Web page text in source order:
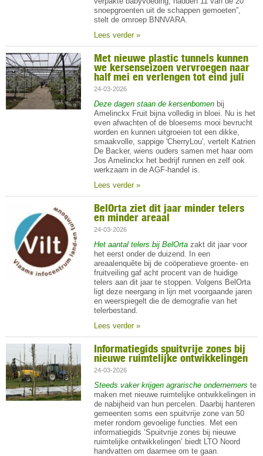
snoepgroenten uit de schappen gemoeten”,
stelt de omroep BNNVARA.
Lees verder »
Met nieuwe plastic tunnels kunnen
we kersenseizoen vervroegen naar
half mei en verlengen tot eind juli
24-03-2026
Deze dagen staan de kersenbomenbij
Amelinckx Fruit bijna volledig in bloei. Nu is het
even afwachten of de bloesems mooi bevrucht
worden en kunnen uitgroeien tot een dikke,
smaakvolle, sappige 'CherryLou', vertelt Katrien
De Backer, wiens ouders samen met haar oom
Jos Amelinckx het bedrijf runnen en zelf ook
werkzaam in de AGF-handel is.
Lees verder »
BelOrta ziet dit jaar minder telers
en minder areaal
24-03-2026
Het aantal telers bij BelOrtazakt dit jaar voor
het eerst onder de duizend. In een
areaalenquête bij de coöperatieve groente- en
fruitveiling gaf acht procent van de huidige
telers aan dit jaar te stoppen. Volgens BelOrta
ligt deze neergang in lijn met voorgaande jaren
en weerspiegelt die de demografie van het
telerbestand.
Lees verder »
Informatiegids spuitvrije zones bij
nieuwe ruimtelijke ontwikkelingen
24-03-2026
Steeds vaker krijgen agrarische ondernemers te
maken met nieuwe ruimtelijke ontwikkelingen in
de nabijheid van hun percelen. Daarbij hanteren
gemeenten soms een spuitvrije zone van 50
meter rondom gevoelige functies. Met een
informatiegids ‘Spuitvrije zones bij nieuwe
ruimtelijke ontwikkelingen’ biedt LTO Noord
handvatten om daarmee om te gaan.